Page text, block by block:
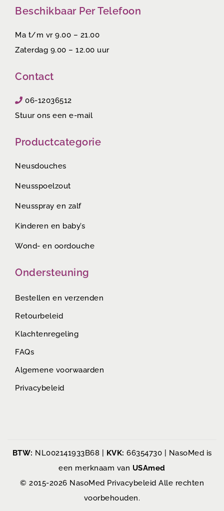
Beschikbaar Per Telefoon
Ma t/m vr 9.00 – 21.00
Zaterdag 9.00 – 12.00 uur
Contact
06-12036512
Stuur ons een e-mail
Productcategorie
Neusdouches
Neusspoelzout
Neusspray en zalf
Kinderen en baby’s
Wond- en oordouche
Ondersteuning
Bestellen en verzenden
Retourbeleid
Klachtenregeling
FAQs
Algemene voorwaarden
Privacybeleid
BTW: NL002141933B68 | KVK: 66354730 | NasoMed is
een merknaam van USAmed
© 2015-2026 NasoMed Privacybeleid Alle rechten
voorbehouden.